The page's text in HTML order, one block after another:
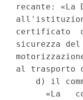
recante:
all'istituzione
certificato
sicurezza
al trasporto
d) il
«La